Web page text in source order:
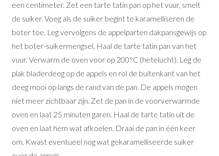
een centimeter. Zet een tarte tatin pan op het vuur, smelt
de suiker. Voeg als de suiker begint te karamelliseren de
boter toe. Leg vervolgens de appelparten dakpansgewijs op
het boter-suikermengsel. Haal de tarte tatin pan van het
vuur. Verwarm de oven voor op 200°C (hetelucht). Leg de
plak bladerdeeg op de appels en rol de buitenkant van het
deeg mooi op langs de rand van de pan. De appels mogen
niet meer zichtbaar zijn. Zet de pan in de voorverwarmde
oven en laat 25 minuten garen. Haal de tarte tatin uit de
oven en laat hem wat afkoelen. Draai de pan in één keer
om. Kwast eventueel nog wat gekaramelliseerde suiker